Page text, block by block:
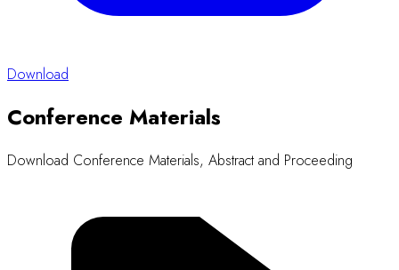
Download
Conference Materials
Download Conference Materials, Abstract and Proceeding